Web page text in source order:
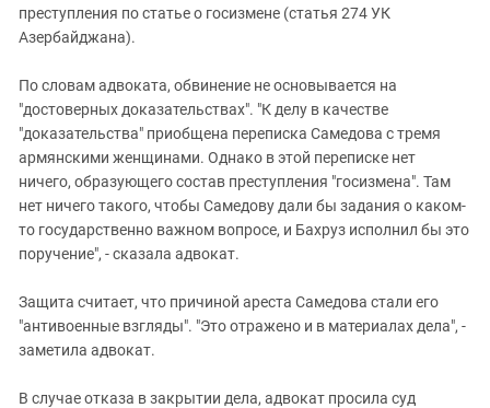
преступления по статье о госизмене (статья 274 УК
Азербайджана).
По словам адвоката, обвинение не основывается на
"достоверных доказательствах". "К делу в качестве
"доказательства" приобщена переписка Самедова с тремя
армянскими женщинами. Однако в этой переписке нет
ничего, образующего состав преступления "госизмена". Там
нет ничего такого, чтобы Самедову дали бы задания о каком-
то государственно важном вопросе, и Бахруз исполнил бы это
поручение", - сказала адвокат.
Защита считает, что причиной ареста Самедова стали его
"антивоенные взгляды". "Это отражено и в материалах дела", -
заметила адвокат.
В случае отказа в закрытии дела, адвокат просила суд